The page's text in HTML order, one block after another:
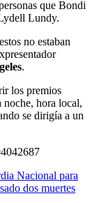
que Bondi
Lundy.
no estaban
.
los premios
noche, hora local,
se dirigía a un
Nacional para
dos muertes